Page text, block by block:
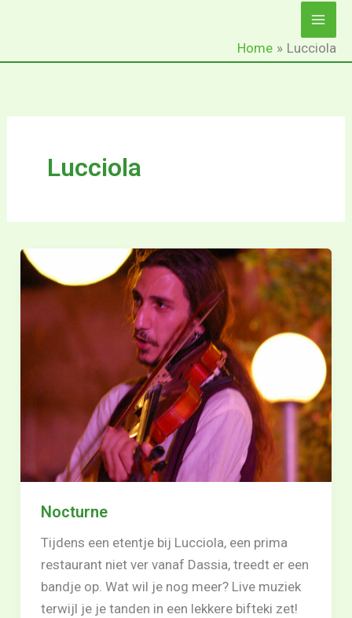
Home Lucciola
Lucciola
Nocturne
Tijdens een etentje bij Lucciola, een prima
restaurant niet ver vanaf Dassia, treedt er een
bandje op. Wat wil je nog meer? Live muziek
terwijl je je tanden in een lekkere bifteki zet!